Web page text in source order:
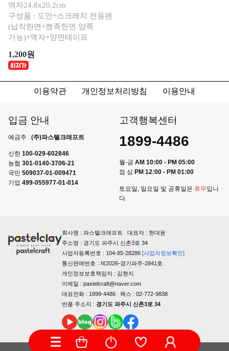
액자24.8x20.2cm
구성품 : 도안+스크래치 전용펜
(납작한면+뾰족한면 양쪽
가능)+액자+양면테이프
1,200원
이용약관 개인정보처리방침 이용안내
입금 안내
예금주 : (주)파스텔크래프트
신한 100-029-602846
농협 301-0140-3706-21
국민 509037-01-009471
기업 499-055977-01-014
고객행복센터
1899-4486
월-금 AM 10:00 - PM 05:00
점 심 PM 12:00 - PM 01:00
토요일, 일요일 및 공휴일은 휴무입니
다.
회사명 : 파스텔크래프트 대표자 : 현대윤
주소명 : 경기도 파주시 신촌3로 34
사업자등록번호 : 104-85-28286 [사업자정보확인]
통신판매번호 : 제2026-경기파주-2841호
개인정보보호책임자 : 김현지
이메일 : pastelcraft@naver.com
대표전화 : 1899-4486 팩스 : 02-772-9838
반품 주소지 : 경기도 파주시 신촌3로 34